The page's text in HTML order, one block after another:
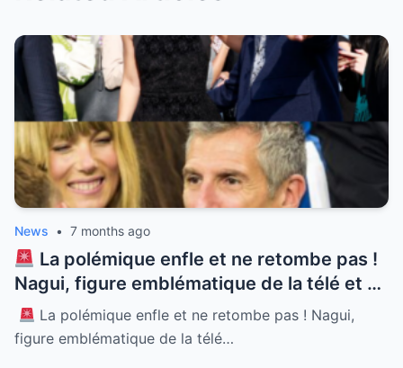
News • 7 months ago
La polémique enfle et ne retombe pas !
Nagui, figure emblématique de la télé et né
à Alexandrie, se retrouve au cœur d’une
tempête médiatique sans précédent.
La polémique enfle et ne retombe pas ! Nagui,
figure emblématique de la télé…